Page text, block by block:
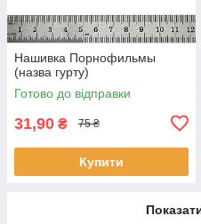
Нашивка Порнофильмы
(назва гурту)
Готово до відправки
31,90 ₴ 75 ₴
Купити